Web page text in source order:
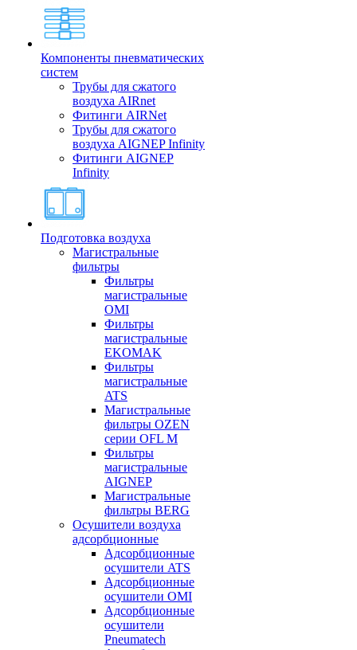
Компоненты пневматических
систем
Трубы для сжатого
воздуха AIRnet
Фитинги AIRNet
Трубы для сжатого
воздуха AIGNEP Infinity
Фитинги AIGNEP
Infinity
Подготовка воздуха
Магистральные
фильтры
Фильтры
магистральные
OMI
Фильтры
магистральные
EKOMAK
Фильтры
магистральные
ATS
Магистральные
фильтры OZEN
серии OFL M
Фильтры
магистральные
AIGNEP
Магистральные
фильтры BERG
Осушители воздуха
адсорбционные
Адсорбционные
осушители ATS
Адсорбционные
осушители OMI
Адсорбционные
осушители
Pneumatech